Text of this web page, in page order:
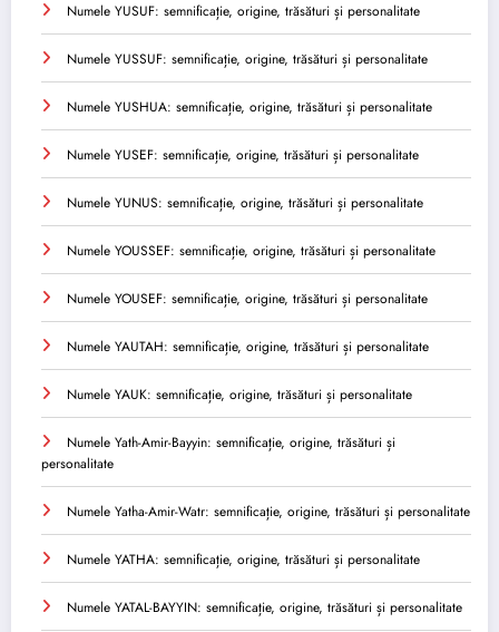
Numele YUSUF: semnificație, origine, trăsături și personalitate
Numele YUSSUF: semnificație, origine, trăsături și personalitate
Numele YUSHUA: semnificație, origine, trăsături și personalitate
Numele YUSEF: semnificație, origine, trăsături și personalitate
Numele YUNUS: semnificație, origine, trăsături și personalitate
Numele YOUSSEF: semnificație, origine, trăsături și personalitate
Numele YOUSEF: semnificație, origine, trăsături și personalitate
Numele YAUTAH: semnificație, origine, trăsături și personalitate
Numele YAUK: semnificație, origine, trăsături și personalitate
Numele Yath-Amir-Bayyin: semnificație, origine, trăsături și
personalitate
Numele Yatha-Amir-Watr: semnificație, origine, trăsături și personalitate
Numele YATHA: semnificație, origine, trăsături și personalitate
Numele YATAL-BAYYIN: semnificație, origine, trăsături și personalitate